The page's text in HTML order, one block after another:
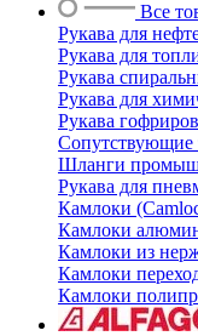
Все
Рукава для
Рукава для
Рукава
Рукава для
Рукава
Сопутствующие
Шланги
Рукава для
Камлоки
Камлоки
Камлоки из
Камлоки
Камлоки